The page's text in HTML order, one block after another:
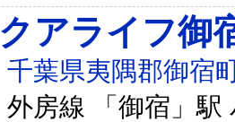
クアライフ御
千葉県夷隅郡御宿
外房線 「御宿」駅